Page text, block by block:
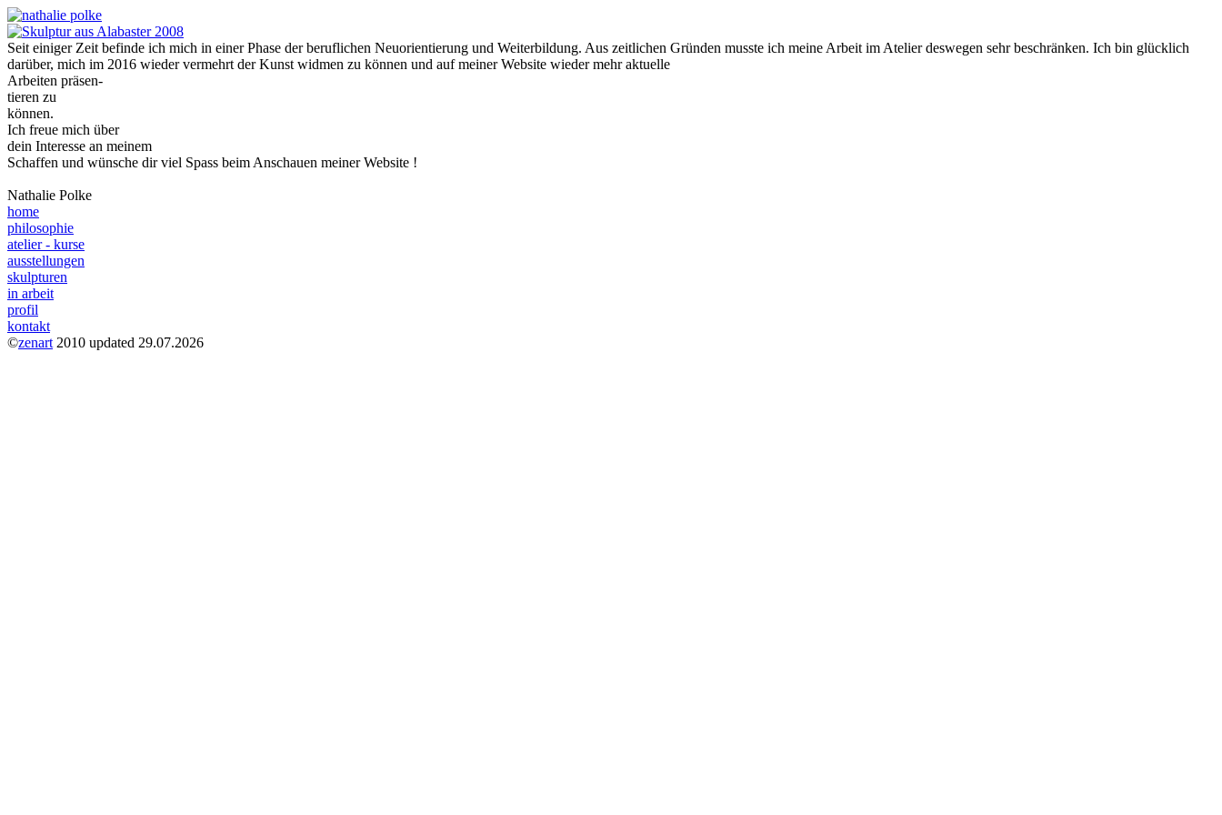
Seit einiger Zeit befinde ich mich in einer Phase der beruflichen Neuorien­tie­rung und Weiterbildung. Aus zeitlichen Gründen musste ich meine Arbeit im Atelier deswegen sehr beschränken. Ich bin glücklich
darüber, mich im 2016 wieder vermehrt der Kunst widmen zu können und auf meiner Website wieder mehr aktuelle
Arbeiten präsen-
tieren zu
können.
Ich freue mich über
dein Interesse an meinem
Schaffen und wünsche dir viel Spass beim Anschauen meiner Website !
Nathalie Polke
home
philosophie
atelier - kurse
ausstellungen
skulpturen
in arbeit
profil
kontakt
©zenart 2010 updated 29.07.2026